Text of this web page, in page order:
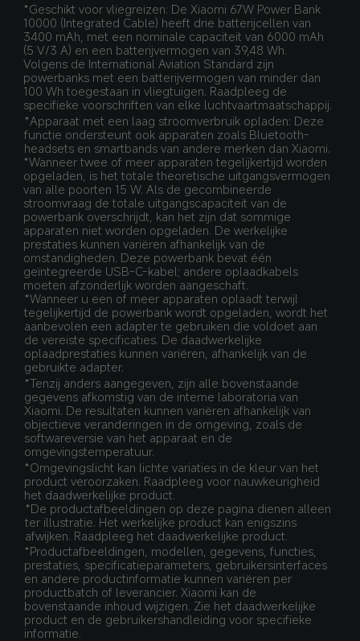
*Geschikt voor vliegreizen: De Xiaomi 67W Power Bank
10000 (Integrated Cable) heeft drie batterijcellen van
3400 mAh, met een nominale capaciteit van 6000 mAh
(5 V/3 A) en een batterijvermogen van 39,48 Wh.
Volgens de International Aviation Standard zijn
powerbanks met een batterijvermogen van minder dan
100 Wh toegestaan in vliegtuigen. Raadpleeg de
specifieke voorschriften van elke luchtvaartmaatschappij.
*Apparaat met een laag stroomverbruik opladen: Deze
functie ondersteunt ook apparaten zoals Bluetooth-
headsets en smartbands van andere merken dan Xiaomi.
*Wanneer twee of meer apparaten tegelijkertijd worden
opgeladen, is het totale theoretische uitgangsvermogen
van alle poorten 15 W. Als de gecombineerde
stroomvraag de totale uitgangscapaciteit van de
powerbank overschrijdt, kan het zijn dat sommige
apparaten niet worden opgeladen. De werkelijke
prestaties kunnen variëren afhankelijk van de
omstandigheden. Deze powerbank bevat één
geïntegreerde USB-C-kabel; andere oplaadkabels
moeten afzonderlijk worden aangeschaft.
*Wanneer u een of meer apparaten oplaadt terwijl
tegelijkertijd de powerbank wordt opgeladen, wordt het
aanbevolen een adapter te gebruiken die voldoet aan
de vereiste specificaties. De daadwerkelijke
oplaadprestaties kunnen variëren, afhankelijk van de
gebruikte adapter.
*Tenzij anders aangegeven, zijn alle bovenstaande
gegevens afkomstig van de interne laboratoria van
Xiaomi. De resultaten kunnen variëren afhankelijk van
objectieve veranderingen in de omgeving, zoals de
softwareversie van het apparaat en de
omgevingstemperatuur.
*Omgevingslicht kan lichte variaties in de kleur van het
product veroorzaken. Raadpleeg voor nauwkeurigheid
het daadwerkelijke product.
*De productafbeeldingen op deze pagina dienen alleen
ter illustratie. Het werkelijke product kan enigszins
afwijken. Raadpleeg het daadwerkelijke product.
*Productafbeeldingen, modellen, gegevens, functies,
prestaties, specificatieparameters, gebruikersinterfaces
en andere productinformatie kunnen variëren per
productbatch of leverancier. Xiaomi kan de
bovenstaande inhoud wijzigen. Zie het daadwerkelijke
product en de gebruikershandleiding voor specifieke
informatie.